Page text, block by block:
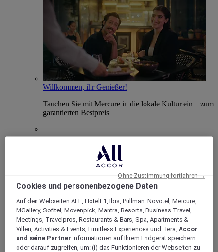
Willkommen, ihr Genießer!
Tauchen Sie mit Mercure in die lokale Kultur ein – zum
garantierten Bestpreis
Zurück
ALL Accor+ Abonnements
Cookies und personenbezogene Daten
Auf den Webseiten ALL, HotelF1, Ibis, Pullman, Novotel, Mercure,
MGallery, Sofitel, Movenpick, Mantra, Resorts, Business Travel,
Meetings, Travelpros, Restaurants & Bars, Spa, Apartments &
Villen, Activities & Events, Limitless Experiences und Hera,Accor
und seine Partner Informationen auf Ihrem Endgerät speichern
oder darauf zugreifen, um: (i) das Funktionieren der Webseiten zu
Ohne Zustimmung fortfahren →